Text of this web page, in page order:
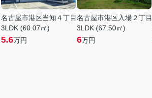
名古屋市港区当知４丁目
3LDK (60.07㎡)
5.6万円
名古屋市港区入場２丁目
3LDK (67.50㎡)
6万円